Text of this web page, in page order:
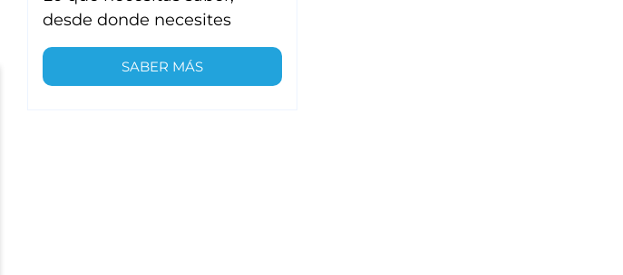
desde donde necesites
SABER MÁS